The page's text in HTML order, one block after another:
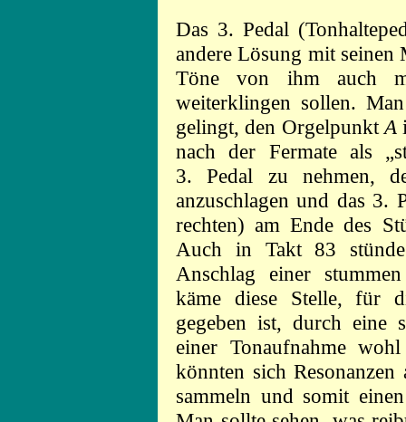
Das 3. Pedal
andere Lösung mit
Töne von ihm auch
weiterklingen sollen.
gelingt, den Orgelpunkt A
nach der Fermate als
3. Pedal zu nehmen,
anzuschlagen und das 3.
rechten) am Ende des
Auch in Takt 83
Anschlag einer
käme diese Stelle, für
gegeben ist, durch eine
einer Tonaufnahme
könnten sich
sammeln und somit